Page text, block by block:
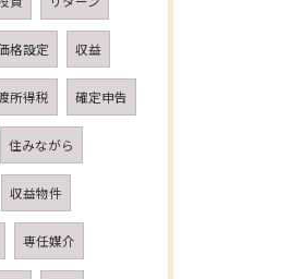
格設定 収益
所得税 確定申告
住みながら
収益物件
専任媒介